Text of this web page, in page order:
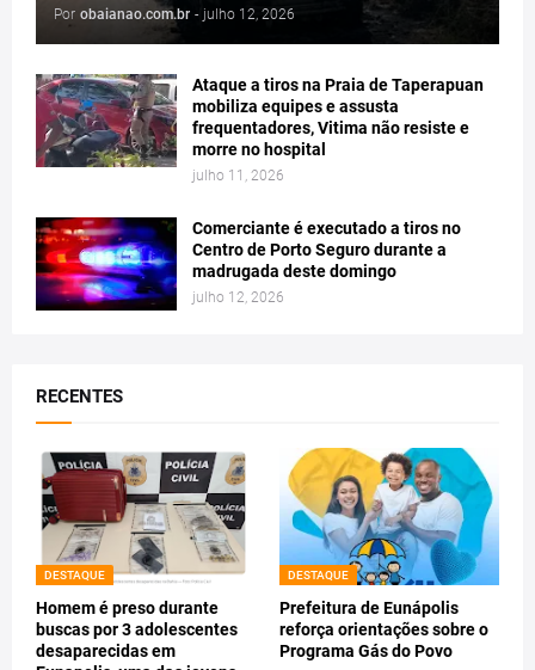
Por obaianao.com.br - julho 12, 2026
Ataque a tiros na Praia de Taperapuan
mobiliza equipes e assusta
frequentadores, Vitima não resiste e
morre no hospital
julho 11, 2026
Comerciante é executado a tiros no
Centro de Porto Seguro durante a
madrugada deste domingo
julho 12, 2026
RECENTES
DESTAQUE
Homem é preso durante
buscas por 3 adolescentes
desaparecidas em
DESTAQUE
Prefeitura de Eunápolis
reforça orientações sobre o
Programa Gás do Povo